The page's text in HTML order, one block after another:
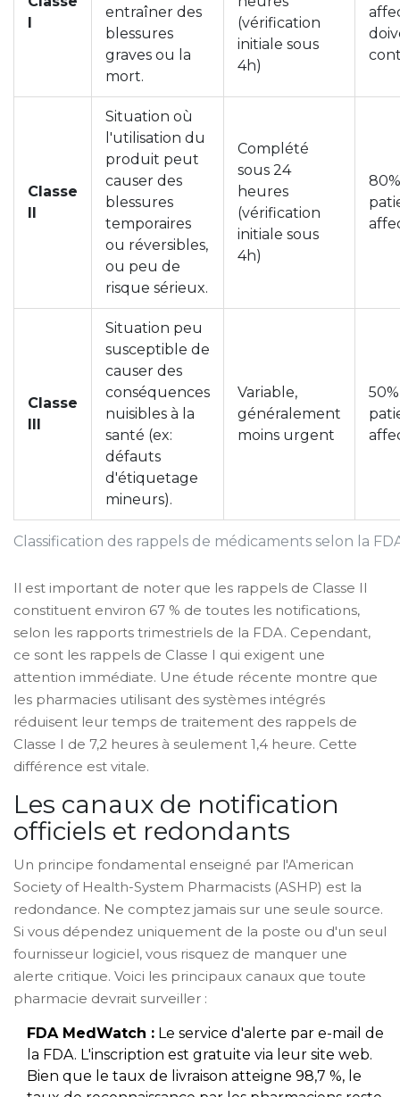
Classification des rappels de médicaments selon la
I
entraîner des
blessures
graves ou la
mort.
(vérification
initiale sous
4h)
Classe
II
Situation où
l'utilisation du
produit peut
causer des
blessures
temporaires
ou réversibles,
ou peu de
risque sérieux.
Complété
sous 24
heures
(vérification
initiale sous
4h)
Classe
III
Situation peu
susceptible de
causer des
conséquences
nuisibles à la
santé (ex:
défauts
d'étiquetage
mineurs).
Variable,
généralement
moins urgent
Il est important de noter que les rappels de Classe II
constituent environ 67 % de toutes les notifications,
selon les rapports trimestriels de la FDA. Cependant,
ce sont les rappels de Classe I qui exigent une
attention immédiate. Une étude récente montre que
les pharmacies utilisant des systèmes intégrés
réduisent leur temps de traitement des rappels de
Classe I de 7,2 heures à seulement 1,4 heure. Cette
différence est vitale.
Les canaux de notification
officiels et redondants
Un principe fondamental enseigné par l'American
Society of Health-System Pharmacists (ASHP) est la
redondance. Ne comptez jamais sur une seule source.
Si vous dépendez uniquement de la poste ou d'un seul
fournisseur logiciel, vous risquez de manquer une
alerte critique. Voici les principaux canaux que toute
pharmacie devrait surveiller :
FDA MedWatch : Le service d'alerte par e-mail de
la FDA. L'inscription est gratuite via leur site web.
Bien que le taux de livraison atteigne 98,7 %, le